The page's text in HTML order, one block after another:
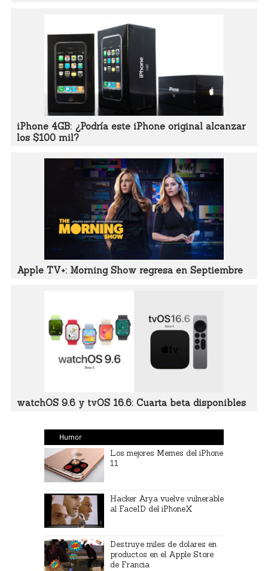
iPhone 4GB: ¿Podría este iPhone original alcanzar
los $100 mil?
Apple TV+: Morning Show regresa en Septiembre
watchOS 9.6 y tvOS 16.6: Cuarta beta disponibles
Humor
Los mejores Memes del iPhone
11
Hacker Arya vuelve vulnerable
al FaceID del iPhoneX
Destruye miles de dolares en
productos en el Apple Store
de Francia